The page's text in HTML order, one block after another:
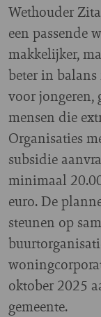
Wethouder
een passende
makkelijker,
beter in
voor jongeren,
mensen die
Organisaties
subsidie
minimaal
euro. De
steunen op
oktober 2025
gemeente.